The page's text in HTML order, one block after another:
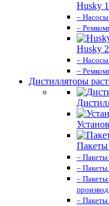
Husky
–
–
Husky
–
–
Дистилляторы
Пакеты
– Пакеты
– Пакеты
– Пакеты
– Пакеты